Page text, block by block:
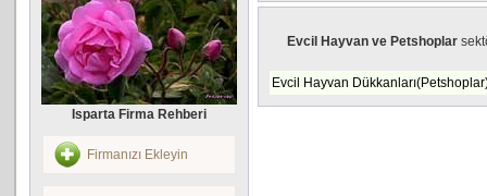
Isparta Firma Rehberi
Firmanızı Ekleyin
Evcil Hayvan ve Petshoplar
Evcil Hayvan